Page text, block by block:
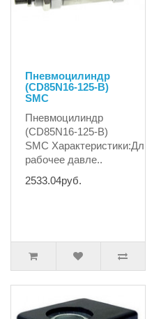
Пневмоцилиндр
(CD85N16-125-B)
SMC
Пневмоцилиндр
(CD85N16-125-B)
SMC
рабочее давле..
2533.04руб.